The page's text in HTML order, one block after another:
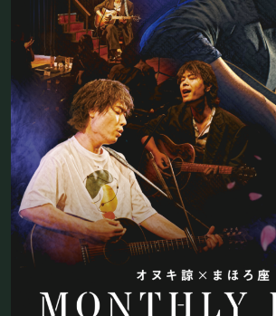
貸切パーティー・ホールレンタル
BOOKING
ライブ出演について
採用情報
よくある質問
プライバシーポリシー
キャンセルポリシー